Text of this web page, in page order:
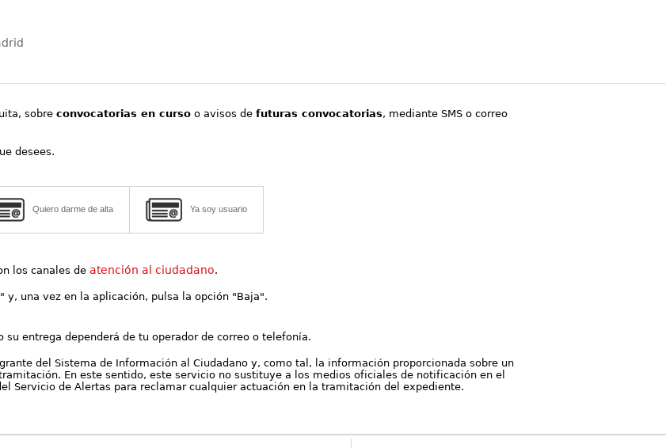
sobreconvocatorias en curso o avisos defuturas convocatorias, mediante SMS o correo
desees.
Quiero darme de alta Ya soy usuario
los canales deatención al ciudadano.
y, una vez en la aplicación, pulsa la opción "Baja".
entrega dependerá de tu operador de correo o telefonía.
del Sistema de Información al Ciudadano y, como tal, la información proporcionada sobre un
En este sentido, este servicio no sustituye a los medios oficiales de notificación en el
Servicio de Alertas para reclamar cualquier actuación en la tramitación del expediente.